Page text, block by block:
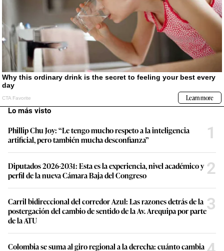
Lo más visto
Phillip Chu Joy: “Le tengo mucho respeto a la inteligencia
artificial, pero también mucha desconfianza”
1
Diputados 2026-2031: Esta es la experiencia, nivel académico y
perfil de la nueva Cámara Baja del Congreso
2
Carril bidireccional del corredor Azul: Las razones detrás de la
postergación del cambio de sentido de la Av. Arequipa por parte
de la ATU
3
Colombia se suma al giro regional a la derecha: cuánto cambia